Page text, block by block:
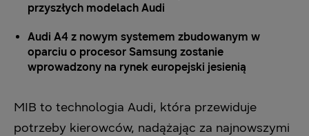
przyszłych modelach Audi
Audi A4 z nowym systemem zbudowanym w
oparciu o procesor Samsung zostanie
wprowadzony na rynek europejski jesienią
MIB to technologia Audi, która przewiduje
potrzeby kierowców, nadążając za najnowszymi